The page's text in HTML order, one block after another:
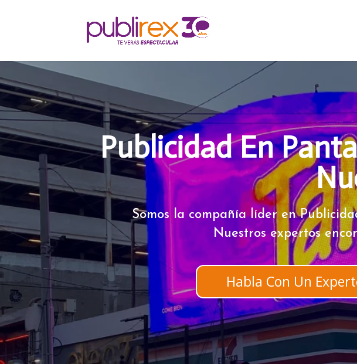
Publicidad En
Somos la compañía líder en
Nuestros expertos
Habla Con Un